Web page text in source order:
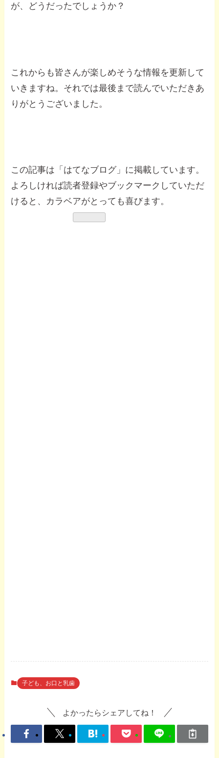
が、どうだったでしょうか？
これからも皆さんが楽しめそうな情報を更新して
いきますね。それでは最後まで読んでいただきあ
りがとうございました。
この記事は「はてなブログ」に掲載しています。
よろしければ読者登録やブックマークしていただ
けると、カラベアがとっても喜びます。
子ども、お口と乳歯
よかったらシェアしてね！